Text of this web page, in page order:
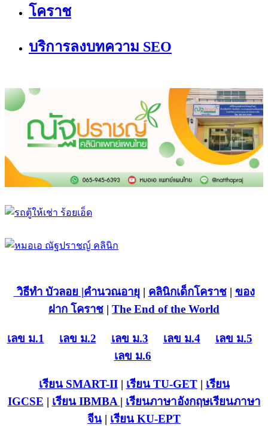
โคราช
บริการลงบทความ SEO
วิธีทำ บัวลอย |คำนวณอายุ | คลินิกเด็กโคราช| ของ
ฝาก โคราช | The End of the World
เลข ม.1 เลข ม.2 เลข ม.3 เลข ม.4
เลข ม.5
เลข ม.6
เรียน SMART-II| เรียน TU-GET| เรียน
IGCSE | เรียน IBMBA | เรียนภาษาอังกฤษเรียนภาษา
จีน | เรียน KU-EPT